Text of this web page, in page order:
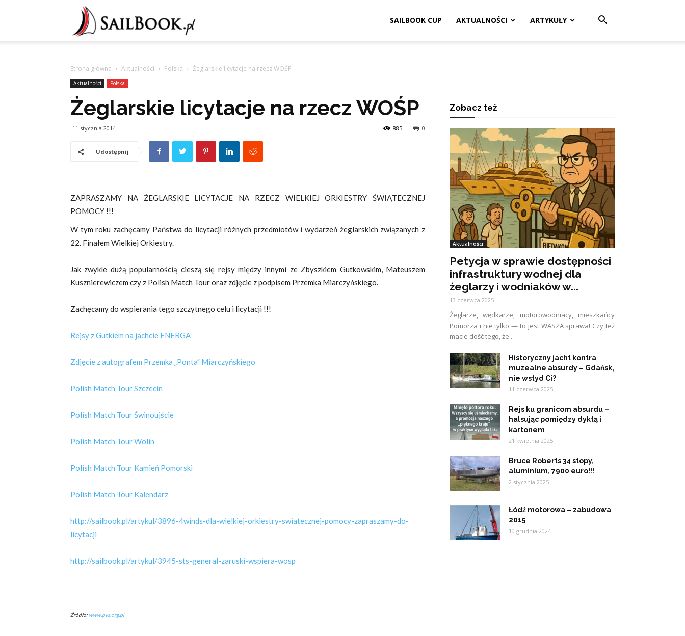
SAILBOOK CUP AKTUALNOŚCI ARTYKUŁY
Strona główna Aktualności Polska Żeglarskie licytacje na rzecz WOŚP
Aktualności Polska
Żeglarskie licytacje na rzecz WOŚP
11 stycznia 2014 0
885
Udostępnij
ZAPRASZAMY NA ŻEGLARSKIE LICYTACJE NA RZECZ WIELKIEJ ORKIESTRY ŚWIĄTECZNEJ
POMOCY !!!
W tym roku zachęcamy Państwa do licytacji różnych przedmiotów i wydarzeń żeglarskich związanych z
22. Finałem Wielkiej Orkiestry.
Jak zwykle dużą popularnością cieszą się rejsy między innymi ze Zbyszkiem Gutkowskim, Mateuszem
Kusznierewiczem czy z Polish Match Tour oraz zdjęcie z podpisem Przemka Miarczyńskiego.
Zachęcamy do wspierania tego szczytnego celu i licytacji !!!
Rejsy z Gutkiem na jachcie ENERGA
Zdjęcie z autografem Przemka „Ponta” Miarczyńskiego
Polish Match Tour Szczecin
Polish Match Tour Świnoujście
Polish Match Tour Wolin
Polish Match Tour Kamień Pomorski
Polish Match Tour Kalendarz
http://sailbook.pl/artykul/3896-4winds-dla-wielkiej-orkiestry-swiatecznej-pomocy-zapraszamy-do-
licytacji
http://sailbook.pl/artykul/3945-sts-general-zaruski-wspiera-wosp
Źródło: www.pya.org.pl
Zobacz też
Aktualności
Petycja w sprawie dostępności
infrastruktury wodnej dla
żeglarzy i wodniaków w...
13 czerwca 2025
Żeglarze, wędkarze, motorowodniacy, mieszkańcy
Pomorza i nie tylko — to jest WASZA sprawa! Czy też
macie dość tego, że...
Historyczny jacht kontra
muzealne absurdy – Gdańsk,
nie wstyd Ci?
11 czerwca 2025
Rejs ku granicom absurdu –
halsując pomiędzy dyktą i
kartonem
21 kwietnia 2025
Bruce Roberts 34 stopy,
aluminium, 7900 euro!!!
2 stycznia 2025
Łódź motorowa – zabudowa
2015
10 grudnia 2024